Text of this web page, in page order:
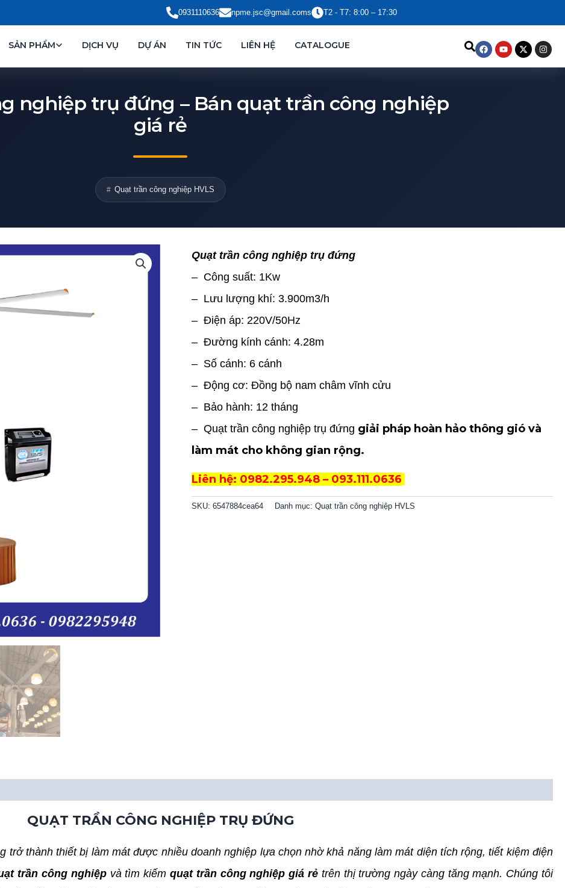
0931110636 npme.jsc@gmail.coms T2 - T7: 8:00 – 17:30
SẢN PHẨM DỊCH VỤ DỰ ÁN TIN TỨC LIÊN HỆ CATALOGUE Facebook
Youtube
X-
twitter
nghiệp trụ đứng – Bán quạt trần công nghiệp
giá rẻ
Quạt trần công nghiệp HVLS
Quạt trần công nghiệp trụ đứng
– Công suất: 1Kw
– Lưu lượng khí: 3.900m3/h
– Điện áp: 220V/50Hz
– Đường kính cánh: 4.28m
– Số cánh: 6 cánh
– Động cơ: Đồng bộ nam châm vĩnh cửu
– Bảo hành: 12 tháng
– Quạt trần công nghiệp trụ đứng giải pháp hoàn hảo thông gió và
làm mát cho không gian rộng.
Liên hệ: 0982.295.948 – 093.111.0636
SKU:6547884cea64 Danh mục:Quạt trần công nghiệp HVLS
QUẠT TRẦN CÔNG NGHIỆP TRỤ ĐỨNG
trở thành thiết bị làm mát được nhiều doanh nghiệp lựa chọn nhờ khả năng làm mát diện tích rộng, tiết kiệm điện
trần công nghiệpvà tìm kiếm quạt trần công nghiệp giá rẻtrên thị trường ngày càng tăng mạnh. Chúng tôi